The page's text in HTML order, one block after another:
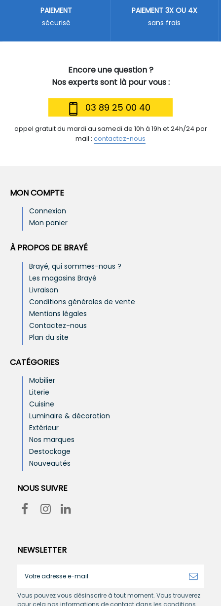
Encore une question ?
Nos experts sont là pour vous :
03 89 25 00 40
appel gratuit du mardi au samedi de 10h à 19h et 24h/24 par
mail : contactez-nous
PAIEMENT
sécurisé
PAIEMENT 3X OU 4X
sans frais
MON COMPTE
Connexion
Mon panier
À PROPOS DE BRAYÉ
Brayé, qui sommes-nous ?
Les magasins Brayé
Livraison
Conditions générales de vente
Mentions légales
Contactez-nous
Plan du site
CATÉGORIES
Mobilier
Literie
Cuisine
Luminaire & décoration
Extérieur
Nos marques
Destockage
Nouveautés
NOUS SUIVRE
NEWSLETTER
Vous pouvez vous désinscrire à tout moment. Vous trouverez
pour cela nos informations de contact dans les conditions